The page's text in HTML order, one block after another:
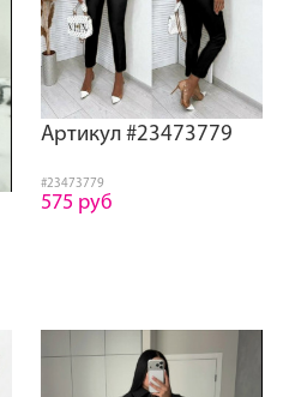
Артикул #23473779
#23473779
575 руб